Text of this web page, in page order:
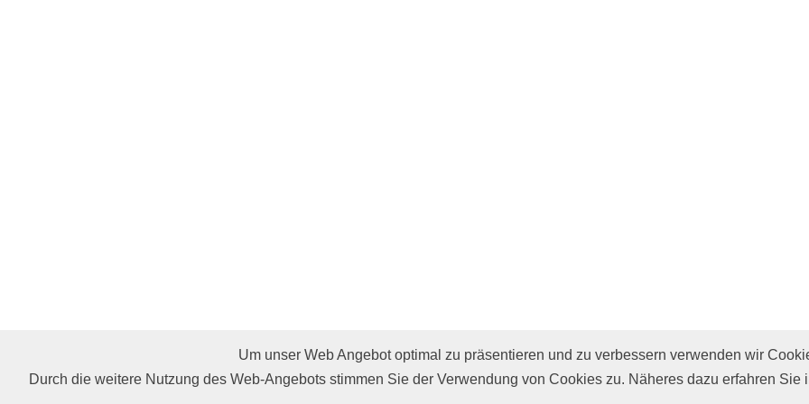
Um unser Web Angebot optimal zu präsentieren und zu verbessern verwenden wir
Durch die weitere Nutzung des Web-Angebots stimmen Sie der Verwendung von Cookies zu. Näheres dazu erfahren Sie
Affiliate werden Restaurants
Cocktails & Rezepte
AGB
Impressum Gastro Punkte Hilfe Partner Presse Datenschutz